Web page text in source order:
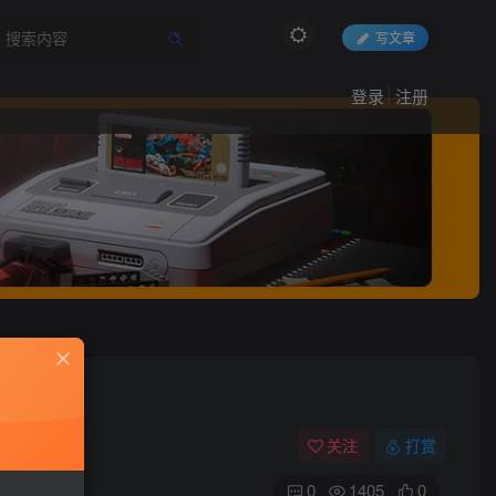
写文章
登录 注册
关注 打赏
0 1405 0